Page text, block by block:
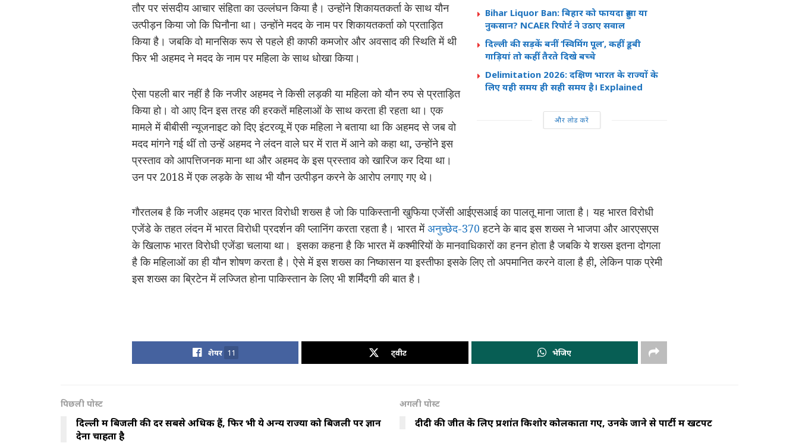
Bihar Liquor Ban: बिहार को फायदा हुआ या
नुकसान? NCAER रिपोर्ट ने उठाए सवाल
दिल्ली की सड़कें बनीं ‘स्विमिंग पूल’, कहीं डूबी
गाड़ियां तो कहीं तैरते दिखे बच्चे
Delimitation 2026: दक्षिण भारत के राज्यों के
लिए यही समय ही सही समय है। Explained
और लोड करें
तौर पर संसदीय आचार संहिता का उल्लंघन किया है। उन्होंने शिकायतकर्ता के साथ यौन
उत्पीड़न किया जो कि घिनौना था। उन्होंने मदद के नाम पर शिकायतकर्ता को प्रताड़ित
किया है। जबकि वो मानसिक रूप से पहले ही काफी कमजोर और अवसाद की स्थिति में थी
फिर भी अहमद ने मदद के नाम पर महिला के साथ धोखा किया।
ऐसा पहली बार नहीं है कि नजीर अहमद ने किसी लड़की या महिला को यौन रुप से प्रताड़ित
किया हो। वो आए दिन इस तरह की हरकतें महिलाओं के साथ करता ही रहता था। एक
मामले में बीबीसी न्यूजनाइट को दिए इंटरव्यू में एक महिला ने बताया था कि अहमद से जब वो
मदद मांगने गई थीं तो उन्हें अहमद ने लंदन वाले घर में रात में आने को कहा था, उन्होंने इस
प्रस्ताव को आपत्तिजनक माना था और अहमद के इस प्रस्ताव को खारिज कर दिया था।
उन पर 2018 में एक लड़के के साथ भी यौन उत्पीड़न करने के आरोप लगाए गए थे।
गौरतलब है कि नजीर अहमद एक भारत विरोधी शख्स है जो कि पाकिस्तानी खुफिया एजेंसी आईएसआई का पालतू माना जाता है। यह भारत विरोधी
एजेंडे के तहत लंदन में भारत विरोधी प्रदर्शन की प्लानिंग करता रहता है। भारत मेंअनुच्छेद-370 हटने के बाद इस शख्स ने भाजपा और आरएसएस
के खिलाफ भारत विरोधी एजेंडा चलाया था। इसका कहना है कि भारत में कश्मीरियों के मानवाधिकारों का हनन होता है जबकि ये शख्स इतना दोगला
है कि महिलाओं का ही यौन शोषण करता है। ऐसे में इस शख्स का निष्कासन या इस्तीफा इसके लिए तो अपमानित करने वाला है ही, लेकिन पाक प्रेमी
इस शख्स का ब्रिटेन में लज्जित होना पाकिस्तान के लिए भी शर्मिंदगी की बात है।
शेयर 11 ट्वीट भेजिए
पिछली पोस्ट
दिल्ली में बिजली की दरें सबसे अधिक हैं, फिर भी ये अन्य राज्यों को बिजली पर ज्ञान
देना चाहता है
अगली पोस्ट
दीदी की जीत के लिए प्रशांत किशोर कोलकाता गए, उनके जाने से पार्टी में खटपट